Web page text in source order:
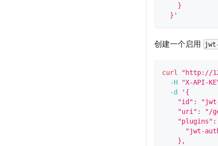
    }
  }'
创建一个启用
curl
"http://
-H
"X-API-
-d
'{
"id":
"uri": "/
"plugins":
"jwt-
    },